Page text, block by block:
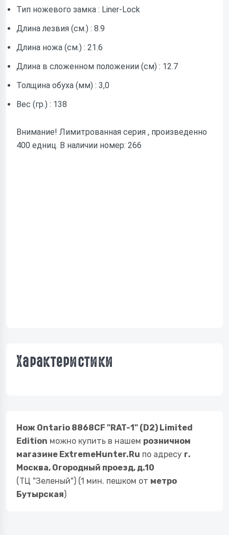
Тип ножевого замка : Liner-Lock
Длина лезвия (см.) : 8.9
Длина ножа (см.) : 21.6
Длина в сложенном положении (см) : 12.7
Толщина обуха (мм) : 3,0
Вес (гр.) : 138
Внимание! Лимитрованная серия , произведенно
400 едниц. В наличии номер: 266
Характеристики
Нож Ontario 8868CF "RAT-1" (D2) Limited
Edition можно купить в нашем розничном
магазине ExtremeHunter.Ru по адресу г.
Москва, Огородный проезд, д.10
(ТЦ "Зеленый") (1 мин. пешком от метро
Бутырская)